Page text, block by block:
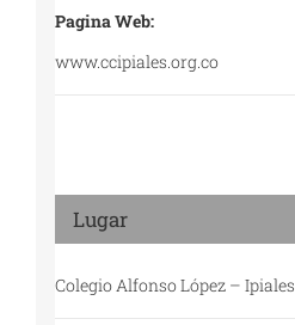
Pagina Web:
www.ccipiales.org.co
Lugar
Colegio Alfonso López – Ipiales